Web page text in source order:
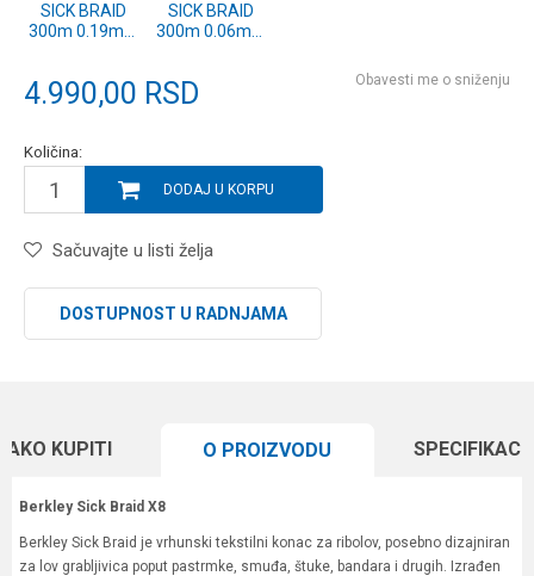
SICK BRAID
300m 0.19mm
SICK BRAID
300m 0.06mm
4.990,00 RSD Obavesti me o sniženju
Količina:
DODAJ U KORPU
Sačuvajte u listi želja
DOSTUPNOST U RADNJAMA
KUPITI O PROIZVODU
Berkley Sick Braid X8
Berkley Sick Braid je vrhunski tekstilni konac za ribolov, posebno dizajniran
za lov grabljivica poput pastrmke, smuđa, štuke, bandara i drugih. Izrađen